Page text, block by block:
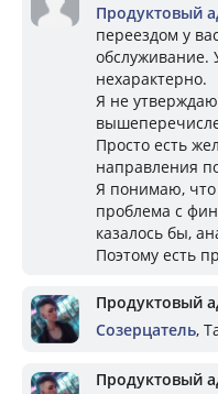
Продуктовый
переездом у
обслуживание.
нехарактерно.
Я не
Просто есть
направления
Я понимаю, что
проблема с
казалось бы,
Поэтому есть
Продуктовый
Созерцатель,
Продуктовый